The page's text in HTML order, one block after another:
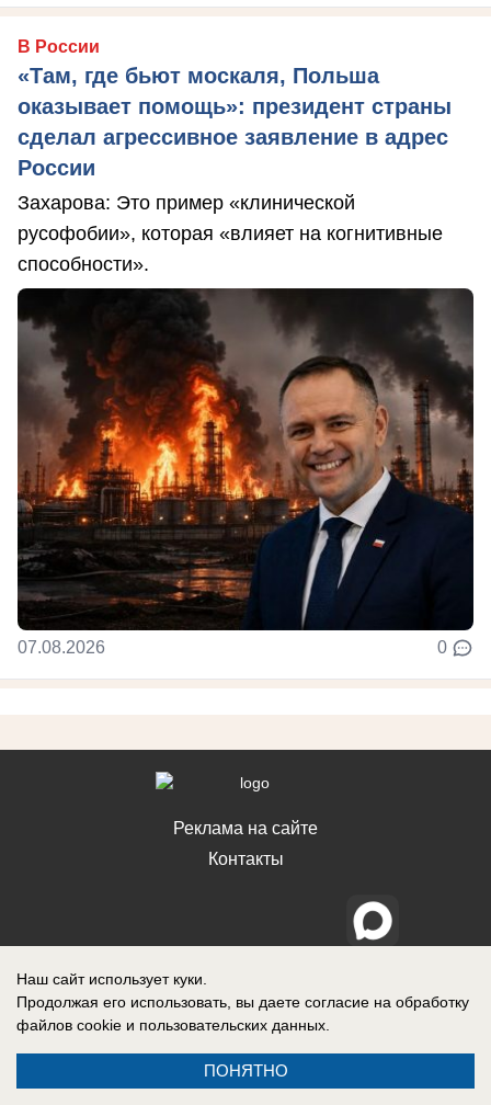
В России
«Там, где бьют москаля, Польша
оказывает помощь»: президент страны
сделал агрессивное заявление в адрес
России
Захарова: Это пример «клинической
русофобии», которая «влияет на когнитивные
способности».
07.08.2026 0
Реклама на сайте
Контакты
Наш сайт использует куки.
Продолжая его использовать, вы даете согласие на обработку
файлов cookie и пользовательских данных.
ПОНЯТНО